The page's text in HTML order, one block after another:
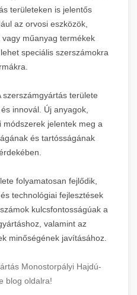
területeken is jelentős
az orvosi eszközök,
műanyag termékek
speciális szerszámokra
szerszámgyártás területe
innovál. Új anyagok,
jelentek meg a
és tartósságának
folyamatosan fejlődik,
technológiai fejlesztések
kulcsfontosságúak a
valamint az
minőségének javításához.
Monostorpályi Hajdú-
blog oldalra!